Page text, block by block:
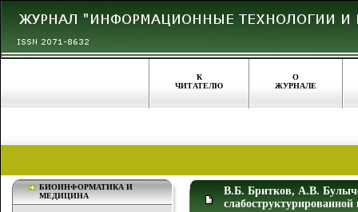
К
ЧИТАТЕЛЮ
О
ЖУРНАЛЕ
БИОИНФОРМАТИКА И
МЕДИЦИНА
В.Б. Бритков, А.В.